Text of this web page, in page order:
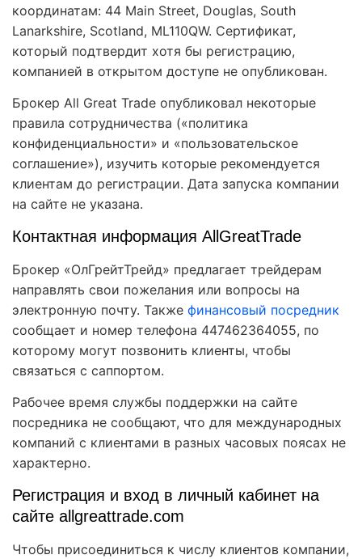
координатам: 44 Main Street, Douglas, South
Lanarkshire, Scotland, ML110QW. Сертификат,
который подтвердит хотя бы регистрацию,
компанией в открытом доступе не опубликован.
Брокер All Great Trade опубликовал некоторые
правила сотрудничества («политика
конфиденциальности» и «пользовательское
соглашение»), изучить которые рекомендуется
клиентам до регистрации. Дата запуска компании
на сайте не указана.
Контактная информация AllGreatTrade
Брокер «ОлГрейтТрейд» предлагает трейдерам
направлять свои пожелания или вопросы на
электронную почту. Также финансовый посредник
сообщает и номер телефона 447462364055, по
которому могут позвонить клиенты, чтобы
связаться с саппортом.
Рабочее время службы поддержки на сайте
посредника не сообщают, что для международных
компаний с клиентами в разных часовых поясах не
характерно.
Регистрация и вход в личный кабинет на
сайте allgreattrade.com
Чтобы присоединиться к числу клиентов компании,